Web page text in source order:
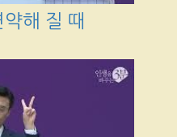
해 질 때